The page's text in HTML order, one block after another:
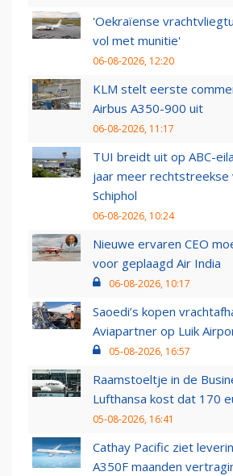
'Oekraïense
vol met munitie'
06-08-2026, 12:20
KLM stelt eerste
Airbus A350-900 uit
06-08-2026, 11:17
TUI breidt uit op ABC-
jaar meer rechtstreekse
Schiphol
06-08-2026, 10:24
Nieuwe ervaren CEO
voor geplaagd Air India
06-08-2026, 10:17
Saoedi’s kopen
Aviapartner op Luik
05-08-2026, 16:57
Raamstoeltje in de
Lufthansa kost dat 170
05-08-2026, 16:41
Cathay Pacific ziet
A350F maanden